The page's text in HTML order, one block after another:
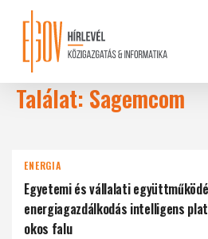
content
Találat: Sagemcom
ENERGIA
Egyetemi és vállalati
energiagazdálkodás intelligens
okos falu